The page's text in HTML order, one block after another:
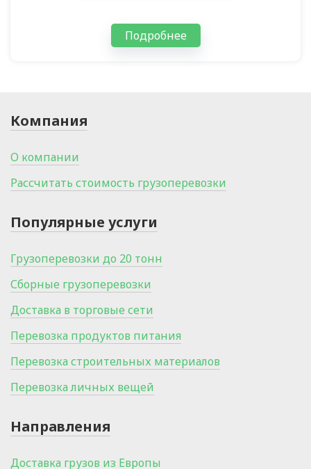
Подробнее
Компания
О компании
Рассчитать стоимость грузоперевозки
Популярные услуги
Грузоперевозки до 20 тонн
Сборные грузоперевозки
Доставка в торговые сети
Перевозка продуктов питания
Перевозка строительных материалов
Перевозка личных вещей
Направления
Доставка грузов из Европы